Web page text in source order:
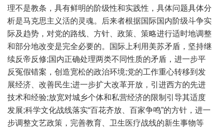
理不是教条，具有鲜明的阶级性和实践性，具体问题具体分
析是马克思主义活的灵魂。后来者根据国际国内阶级斗争实
际及趋势，对党的路线、方针、政策、策略进行适时地调整
和部分地改变是完全必要的。国际上利用美苏矛盾，坚持继
续反帝反修;国内正确处理两类不同性质的矛盾，进一步平
反冤假错案，创造宽松的政治环境;党的工作重心转移到发
展经济、改善民生;进一步扩大改革开放，引进西方的先进
技术和经验;放宽对城乡个体和私营经济的限制引导其适度
发展;科学文化战线落实“百花齐放、百家争鸣”的方针，进一
步调整文艺政策，完善教育、卫生医疗战线的新生事物等